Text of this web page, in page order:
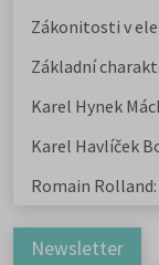
Zákonitosti v
Základní
Karel Hynek
Karel Havlíček
Romain
Newsletter